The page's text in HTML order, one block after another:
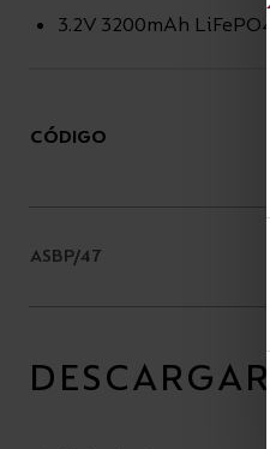
3.2V 3200mAh
CÓDIGO
ASBP/47
DESCARGAR